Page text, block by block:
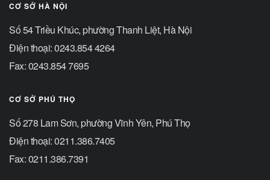
CƠ SỞ HÀ NỘI
Số 54 Triều Khúc, phường Thanh Liệt, Hà Nội
Điện thoại: 0243.854 4264
Fax: 0243.854 7695
CƠ SỞ PHÚ THỌ
Số 278 Lam Sơn, phường Vĩnh Yên, Phú Thọ
Điện thoại: 0211.386.7405
Fax: 0211.386.7391